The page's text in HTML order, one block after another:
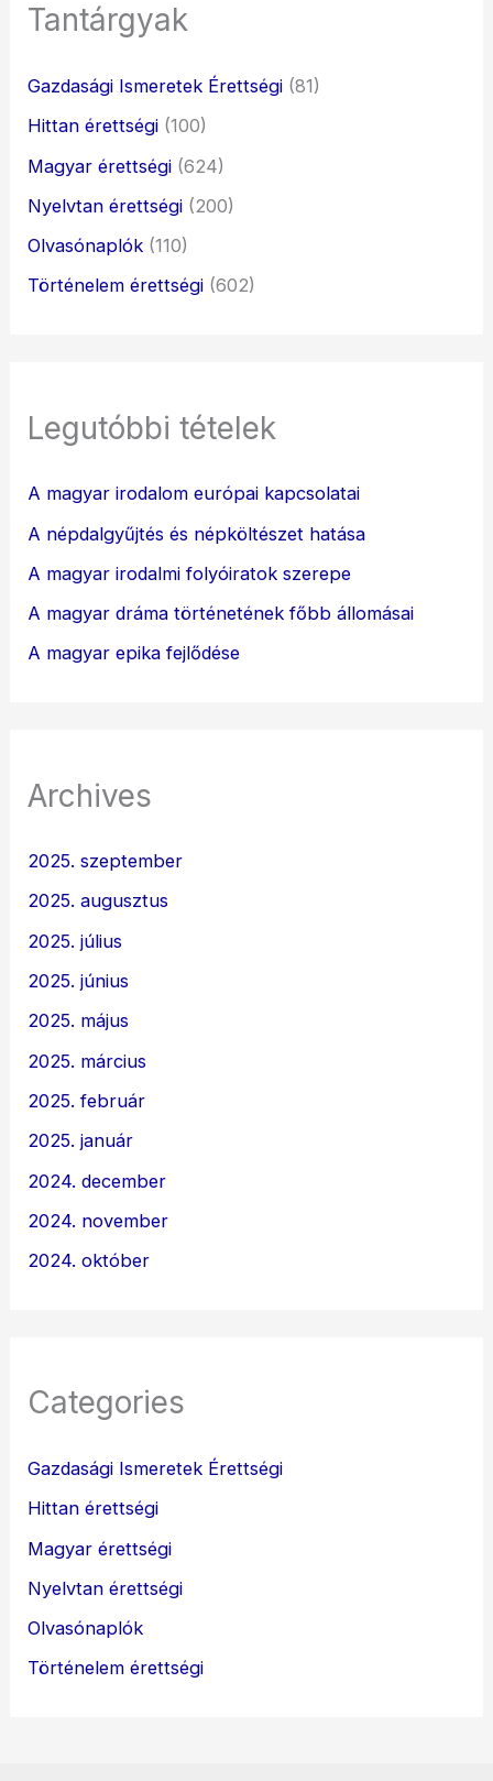
Tantárgyak
Gazdasági Ismeretek Érettségi (81)
Hittan érettségi (100)
Magyar érettségi (624)
Nyelvtan érettségi (200)
Olvasónaplók (110)
Történelem érettségi (602)
Legutóbbi tételek
A magyar irodalom európai kapcsolatai
A népdalgyűjtés és népköltészet hatása
A magyar irodalmi folyóiratok szerepe
A magyar dráma történetének főbb állomásai
A magyar epika fejlődése
Archives
2025. szeptember
2025. augusztus
2025. július
2025. június
2025. május
2025. március
2025. február
2025. január
2024. december
2024. november
2024. október
Categories
Gazdasági Ismeretek Érettségi
Hittan érettségi
Magyar érettségi
Nyelvtan érettségi
Olvasónaplók
Történelem érettségi